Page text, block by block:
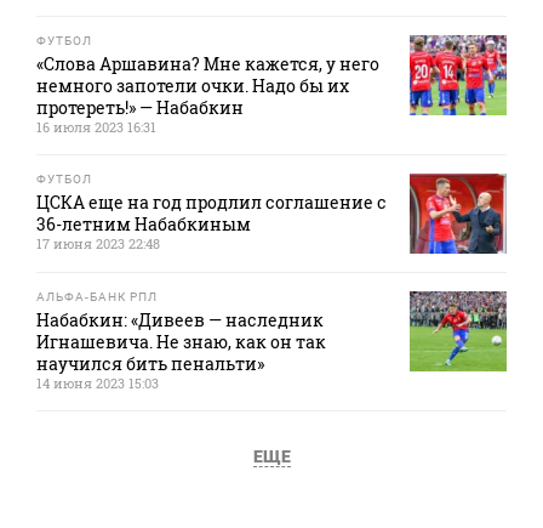
ФУТБОЛ
«Слова Аршавина? Мне кажется, у него
немного запотели очки. Надо бы их
протереть!» — Набабкин
16 июля 2023 16:31
ФУТБОЛ
ЦСКА еще на год продлил соглашение с
36-летним Набабкиным
17 июня 2023 22:48
АЛЬФА-БАНК РПЛ
Набабкин: «Дивеев — наследник
Игнашевича. Не знаю, как он так
научился бить пенальти»
14 июня 2023 15:03
ЕЩЕ